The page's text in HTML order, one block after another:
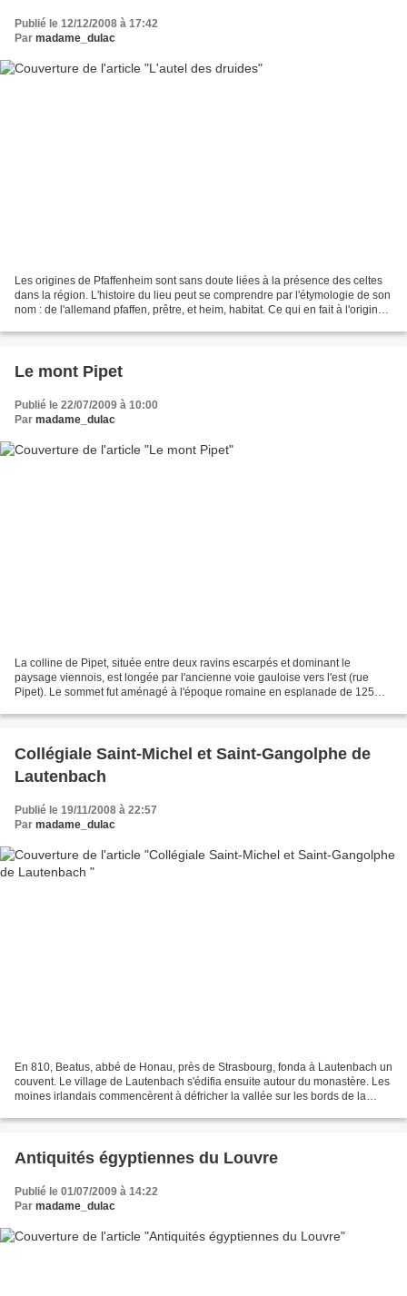
Publié le 12/12/2008 à 17:42
Par madame_dulac
Les origines de Pfaffenheim sont sans doute liées à la présence des celtes
dans la région. L'histoire du lieu peut se comprendre par l'étymologie de son
nom : de l'allemand pfaffen, prêtre, et heim, habitat. Ce qui en fait à l'origine
Le mont Pipet
Publié le 22/07/2009 à 10:00
Par madame_dulac
La colline de Pipet, située entre deux ravins escarpés et dominant le
paysage viennois, est longée par l'ancienne voie gauloise vers l'est (rue
Pipet). Le sommet fut aménagé à l'époque romaine en esplanade de 125m
Collégiale Saint-Michel et Saint-Gangolphe de
Lautenbach
Publié le 19/11/2008 à 22:57
Par madame_dulac
En 810, Beatus, abbé de Honau, près de Strasbourg, fonda à Lautenbach un
couvent. Le village de Lautenbach s'édifia ensuite autour du monastère. Les
moines irlandais commencèrent à défricher la vallée sur les bords de la
Antiquités égyptiennes du Louvre
Publié le 01/07/2009 à 14:22
Par madame_dulac